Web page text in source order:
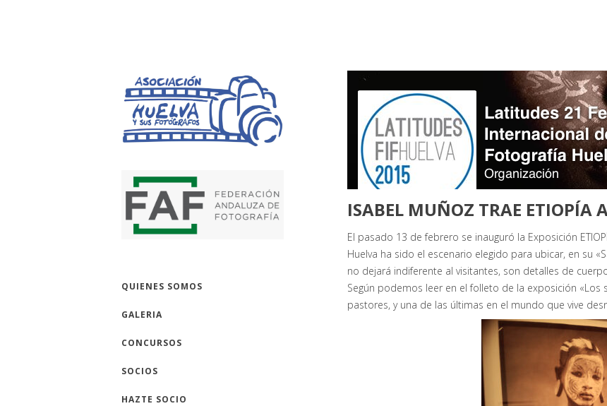
HUELVA Y SUS FOTÓGRAFOS
QUIENES SOMOS
GALERIA
CONCURSOS
SOCIOS
HAZTE SOCIO
ISABEL MUÑOZ TRAE ETIOPÍA
El pasado 13 de febrero se inauguró la Exposición
Huelva ha sido el escenario elegido para ubicar, en su
no dejará indiferente al visitantes, son detalles de
Según podemos leer en el folleto de la exposición
pastores, y una de las últimas en el mundo que vive